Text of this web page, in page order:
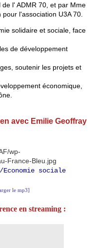
l' ADMR 70, et par Mme
l'association U3A 70.
solidaire et sociale, face
de développement
soutenir les projets et
économique,
avec Emilie Geoffray
sociale
le mp3]
en streaming :